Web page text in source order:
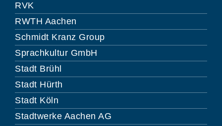
RVK
RWTH Aachen
Schmidt Kranz Group
Sprachkultur GmbH
Stadt Brühl
Stadt Hürth
Stadt Köln
Stadtwerke Aachen AG